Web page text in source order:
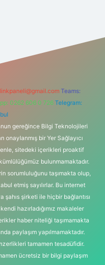
Teams:
0262 606 0 726 Telegram:
gereğince Bilgi Teknolojileri
onaylanmış bir Yer Sağlayıcı
sitedeki içerikleri proaktif
bulunmamaktadır.
sorumluluğunu taşımakta olup,
etmiş sayılırlar. Bu internet
şirketi ile hiçbir bağlantısı
hazırladığımız makaleler
haber niteliği taşımamakta
paylaşım yapılmamaktadır.
tamamen tesadüfidir.
ücretsiz bir bilgi paylaşım